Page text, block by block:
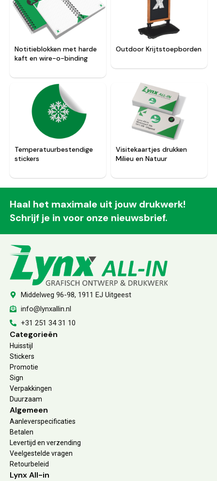
Notitieblokken met harde
kaft en wire-o-binding
Outdoor Krijtstoepborden
Temperatuurbestendige
stickers
Visitekaartjes drukken
Milieu en Natuur
Haal het maximale uit jouw drukwerk!
Schrijf je in voor onze nieuwsbrief.
Middelweg 96-98, 1911 EJ Uitgeest
info@lynxallin.nl
+31 251 34 31 10
Categorieën
Huisstijl
Stickers
Promotie
Sign
Verpakkingen
Duurzaam
Algemeen
Aanleverspecificaties
Betalen
Levertijd en verzending
Veelgestelde vragen
Retourbeleid
Lynx All-in